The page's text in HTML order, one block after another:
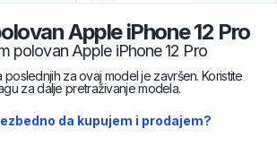
Apple iPhone 12 Pro
polovan Apple iPhone 12 Pro
poslednjih za ovaj model je završen. Koristite
za dalje pretraživanje modela.
da kupujem i prodajem?